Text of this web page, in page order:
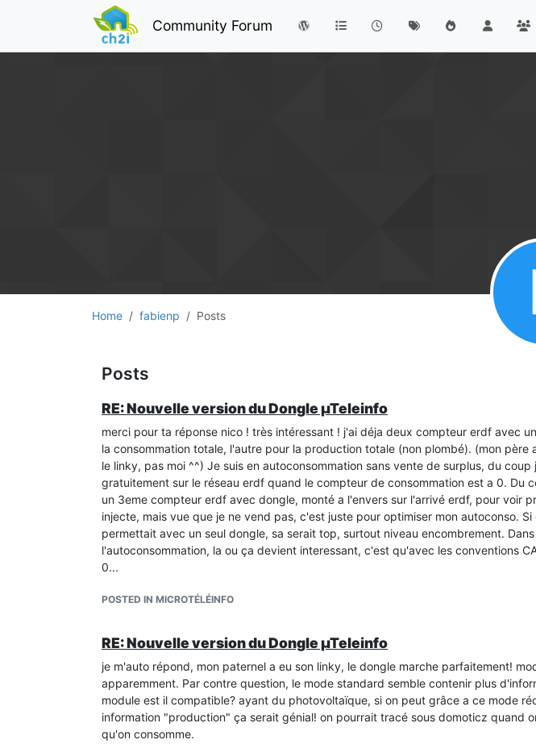
Community Forum
Home fabienp Posts
Posts
RE: Nouvelle version du Dongle µTeleinfo
merci pour ta réponse nico ! très intéressant ! j'ai déja deux compteur erdf avec
la consommation totale, l'autre pour la production totale (non plombé). (mon père
le linky, pas moi ^^) Je suis en autoconsommation sans vente de surplus, du coup
gratuitement sur le réseau erdf quand le compteur de consommation est a 0. Du
un 3eme compteur erdf avec dongle, monté a l'envers sur l'arrivé erdf, pour voir
injecte, mais vue que je ne vend pas, c'est juste pour optimiser mon autoconso.
permettait avec un seul dongle, sa serait top, surtout niveau encombrement.
l'autoconsommation, la ou ça devient interessant, c'est qu'avec les conventions
0...
POSTED IN MICROTÉLÉINFO
RE: Nouvelle version du Dongle µTeleinfo
je m'auto répond, mon paternel a eu son linky, le dongle marche parfaitement!
apparemment. Par contre question, le mode standard semble contenir plus
module est il compatible? ayant du photovoltaïque, si on peut grâce a ce mode
information "production" ça serait génial! on pourrait tracé sous domoticz quand
qu'on consomme.